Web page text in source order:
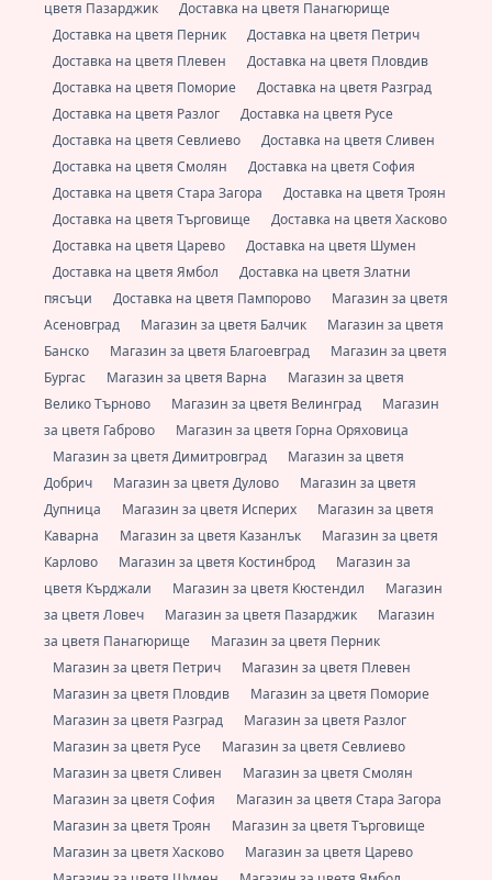
цветя Пазарджик
Доставка на цветя Панагюрище
Доставка на цветя Перник
Доставка на цветя Петрич
Доставка на цветя Плевен
Доставка на цветя Пловдив
Доставка на цветя Поморие
Доставка на цветя Разград
Доставка на цветя Разлог
Доставка на цветя Русе
Доставка на цветя Севлиево
Доставка на цветя Сливен
Доставка на цветя Смолян
Доставка на цветя София
Доставка на цветя Стара Загора
Доставка на цветя Троян
Доставка на цветя Търговище
Доставка на цветя Хасково
Доставка на цветя Царево
Доставка на цветя Шумен
Доставка на цветя Ямбол
Доставка на цветя Златни
пясъци
Доставка на цветя Пампорово
Магазин за цветя
Асеновград
Магазин за цветя Балчик
Магазин за цветя
Банско
Магазин за цветя Благоевград
Магазин за цветя
Бургас
Магазин за цветя Варна
Магазин за цветя
Велико Търново
Магазин за цветя Велинград
Магазин
за цветя Габрово
Магазин за цветя Горна Оряховица
Магазин за цветя Димитровград
Магазин за цветя
Добрич
Магазин за цветя Дулово
Магазин за цветя
Дупница
Магазин за цветя Исперих
Магазин за цветя
Каварна
Магазин за цветя Казанлък
Магазин за цветя
Карлово
Магазин за цветя Костинброд
Магазин за
цветя Кърджали
Магазин за цветя Кюстендил
Магазин
за цветя Ловеч
Магазин за цветя Пазарджик
Магазин
за цветя Панагюрище
Магазин за цветя Перник
Магазин за цветя Петрич
Магазин за цветя Плевен
Магазин за цветя Пловдив
Магазин за цветя Поморие
Магазин за цветя Разград
Магазин за цветя Разлог
Магазин за цветя Русе
Магазин за цветя Севлиево
Магазин за цветя Сливен
Магазин за цветя Смолян
Магазин за цветя София
Магазин за цветя Стара Загора
Магазин за цветя Троян
Магазин за цветя Търговище
Магазин за цветя Хасково
Магазин за цветя Царево